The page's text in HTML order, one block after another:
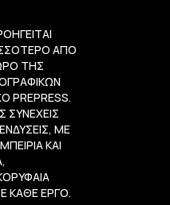
ΑΠΟ
ΤΗΣ
PREPRESS.
ΣΥΝΕΧΕΙΣ
ΜΕ
ΚΑΙ
ΚΑΘΕ ΕΡΓΟ.